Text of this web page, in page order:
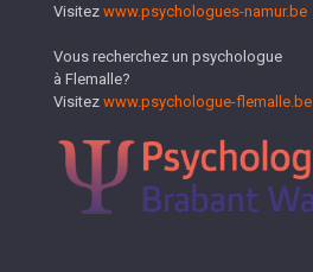
Visitez www.psychologues-namur.be
Vous recherchez un psychologue
à Flemalle?
Visitez www.psychologue-flemalle.be